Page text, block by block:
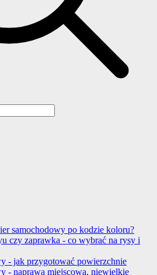
samochodowy po kodzie koloru?
czy zaprawka - co wybrać na rysy i
- jak przygotować powierzchnie
- naprawa miejscowa, niewielkie